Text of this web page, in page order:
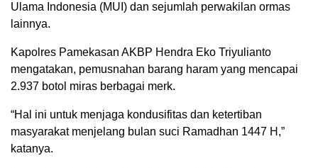
Ulama Indonesia (MUI) dan sejumlah perwakilan ormas
lainnya.
Kapolres Pamekasan AKBP Hendra Eko Triyulianto
mengatakan, pemusnahan barang haram yang mencapai
2.937 botol miras berbagai merk.
“Hal ini untuk menjaga kondusifitas dan ketertiban
masyarakat menjelang bulan suci Ramadhan 1447 H,”
katanya.